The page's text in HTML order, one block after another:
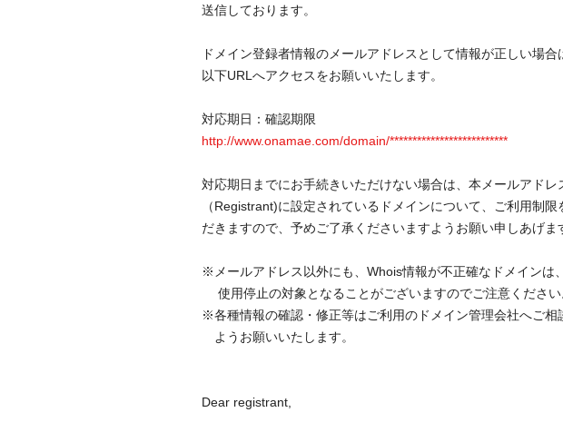
送信しております。
ドメイン登録者情報のメールアドレスとして情報が正しい場合
以下URLへアクセスをお願いいたします。
対応期日：確認期限
http://www.onamae.com/domain/**************************
対応期日までにお手続きいただけない場合は、本メールアドレ
（Registrant)に設定されているドメインについて、ご利用制限
だきますので、予めご了承くださいますようお願い申しあげま
※メールアドレス以外にも、Whois情報が不正確なドメインは
使用停止の対象となることがございますのでご注意ください
※各種情報の確認・修正等はご利用のドメイン管理会社へご相
ようお願いいたします。
Dear registrant,